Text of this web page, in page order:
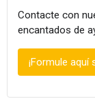
Contacte con
encantados de
¡Formule aquí